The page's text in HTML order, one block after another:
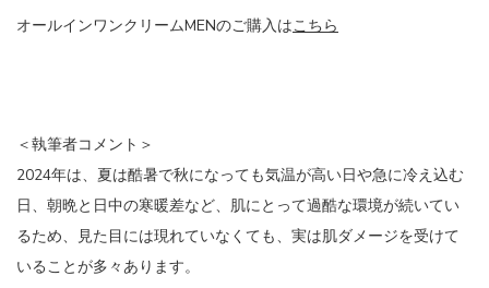
オールインワンクリームMENのご購入はこちら
＜執筆者コメント＞
2024年は、夏は酷暑で秋になっても気温が高い日や急に冷え込む
日、朝晩と日中の寒暖差など、肌にとって過酷な環境が続いてい
るため、見た目には現れていなくても、実は肌ダメージを受けて
いることが多々あります。